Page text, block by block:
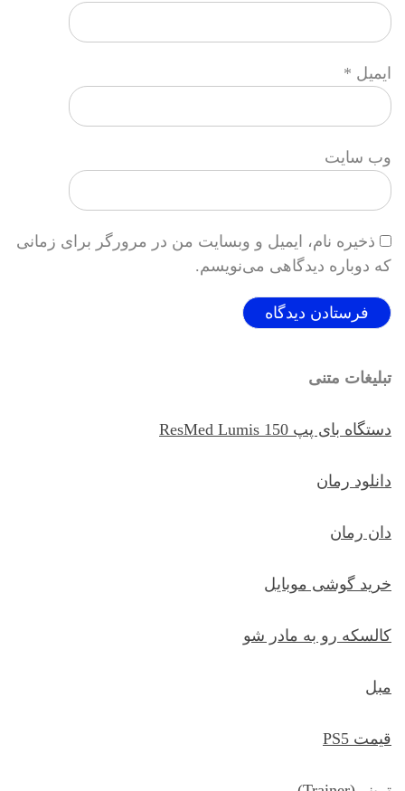
ایمیل *
وب‌ سایت
ذخیره نام، ایمیل و وبسایت من در مرورگر برای زمانی
که دوباره دیدگاهی می‌نویسم.
تبلیغات متنی
دستگاه بای پپ ResMed Lumis 150
دانلود رمان
دان رمان
خرید گوشی موبایل
کالسکه رو به مادر شو
مبل
قیمت PS5